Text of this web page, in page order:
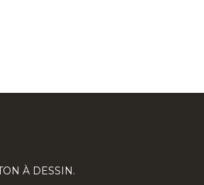
À DESSIN.